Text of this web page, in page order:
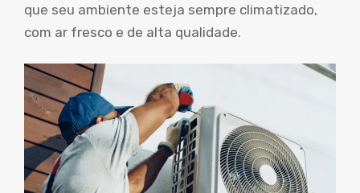
que seu ambiente esteja sempre climatizado,
com ar fresco e de alta qualidade.